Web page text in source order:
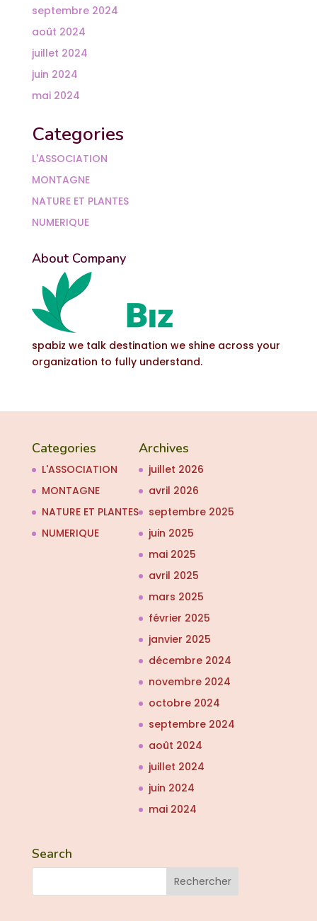
septembre 2024
août 2024
juillet 2024
juin 2024
mai 2024
Categories
L'ASSOCIATION
MONTAGNE
NATURE ET PLANTES
NUMERIQUE
About Company
spabiz we talk destination we shine across your
organization to fully understand.
Categories
L'ASSOCIATION
MONTAGNE
NATURE ET PLANTES
NUMERIQUE
Archives
juillet 2026
avril 2026
septembre 2025
juin 2025
mai 2025
avril 2025
mars 2025
février 2025
janvier 2025
décembre 2024
novembre 2024
octobre 2024
septembre 2024
août 2024
juillet 2024
juin 2024
mai 2024
Search